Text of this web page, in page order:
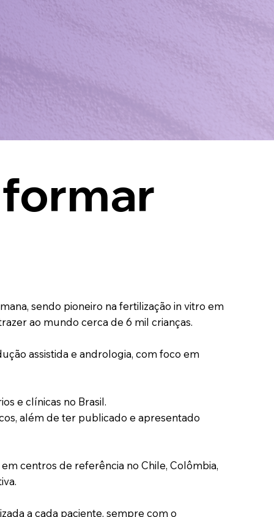
sendo pioneiro na fertilização in vitro em
ao mundo cerca de 6 mil crianças.
assistida e andrologia, com foco em
e clínicas no Brasil.
além de ter publicado e apresentado
centros de referência no Chile, Colômbia,
a cada paciente, sempre com o